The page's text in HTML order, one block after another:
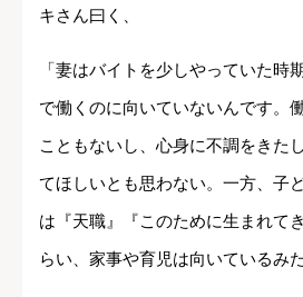
キさん曰く、
「妻はバイトを少しやっていた時
で働くのに向いていないんです。
こともないし、心身に不調をきた
てほしいとも思わない。一方、子
は『天職』『このために生まれて
らい、家事や育児は向いているみ